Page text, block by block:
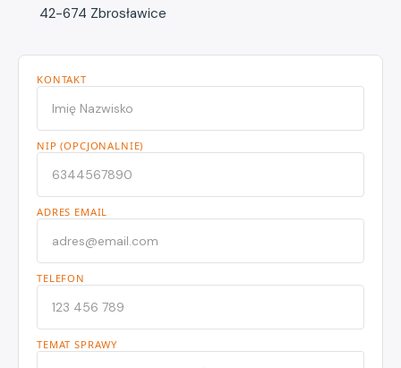
42-674 Zbrosławice
KONTAKT
NIP (OPCJONALNIE)
ADRES EMAIL
TELEFON
TEMAT SPRAWY